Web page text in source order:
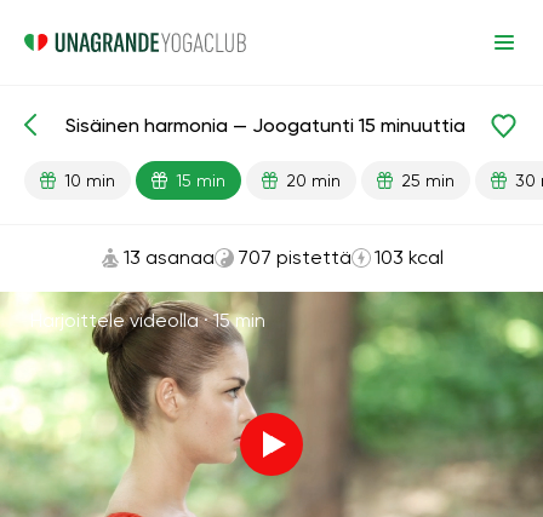
Valmiit oppitunnit Stressiä lievittävä
Sisäinen harmonia — Joogatunti 15 minuuttia
10 min 15 min 20 min 25 min 30
13 asanaa 707 pistettä 103 kcal
Harjoittele videolla ·15 min